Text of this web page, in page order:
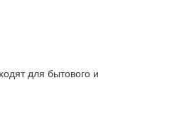
для бытового и